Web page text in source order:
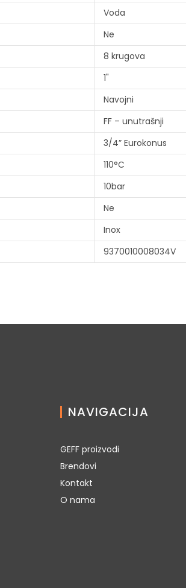
Voda
Ne
8 krugova
1"
Navojni
FF – unutrašnji
3/4” Eurokonus
110°C
10bar
Ne
Inox
9370010008034V
NAVIGACIJA
GEFF proizvodi
Brendovi
Kontakt
O nama